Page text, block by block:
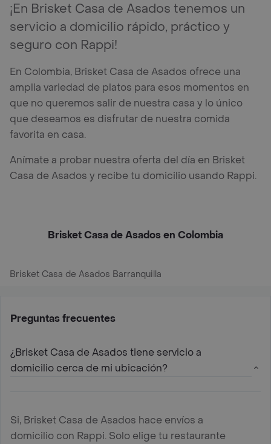
¡En Brisket Casa de Asados tenemos un
servicio a domicilio rápido, práctico y
seguro con Rappi!
En Colombia, Brisket Casa de Asados ofrece una
amplia variedad de platos para esos momentos en
que no queremos salir de nuestra casa y lo único
que deseamos es disfrutar de nuestra comida
favorita en casa.
Anímate a probar nuestra oferta del día en Brisket
Casa de Asados y recibe tu domicilio usando Rappi.
Brisket Casa de Asados en Colombia
Brisket Casa de Asados Barranquilla
Preguntas frecuentes
¿Brisket Casa de Asados tiene servicio a
domicilio cerca de mi ubicación?
Si, Brisket Casa de Asados hace envíos a
domicilio con Rappi. Solo elige tu restaurante